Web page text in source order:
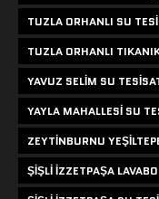
TUZLA ORHANLI SU
TUZLA ORHANLI
YAVUZ SELIM SU
YAYLA MAHALLESI SU
ZEYTINBURNU
ŞIŞLI IZZETPAŞA